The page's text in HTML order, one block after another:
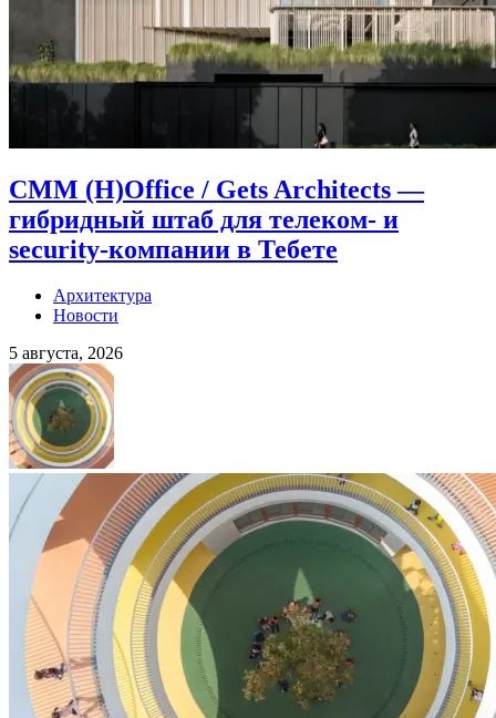
CMM (H)Office / Gets Architects —
гибридный штаб для телеком- и
security-компании в Тебете
Архитектура
Новости
5 августа, 2026